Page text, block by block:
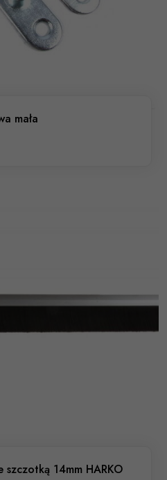
mała
szczotką 14mm HARKO